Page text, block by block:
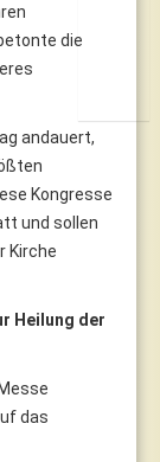
die
andauert,
Kongresse
und sollen
Kirche
Heilung der
das